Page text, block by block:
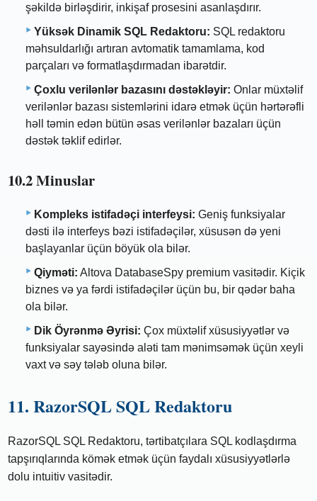
şəkildə birləşdirir, inkişaf prosesini asanlaşdırır.
Yüksək Dinamik SQL Redaktoru: SQL redaktoru
məhsuldarlığı artıran avtomatik tamamlama, kod
parçaları və formatlaşdırmadan ibarətdir.
Çoxlu verilənlər bazasını dəstəkləyir: Onlar müxtəlif
verilənlər bazası sistemlərini idarə etmək üçün hərtərəfli
həll təmin edən bütün əsas verilənlər bazaları üçün
dəstək təklif edirlər.
10.2 Minuslar
Kompleks istifadəçi interfeysi: Geniş funksiyalar
dəsti ilə interfeys bəzi istifadəçilər, xüsusən də yeni
başlayanlar üçün böyük ola bilər.
Qiyməti: Altova DatabaseSpy premium vasitədir. Kiçik
biznes və ya fərdi istifadəçilər üçün bu, bir qədər baha
ola bilər.
Dik Öyrənmə Əyrisi: Çox müxtəlif xüsusiyyətlər və
funksiyalar sayəsində aləti tam mənimsəmək üçün xeyli
vaxt və səy tələb oluna bilər.
11. RazorSQL SQL Redaktoru
RazorSQL SQL Redaktoru, tərtibatçılara SQL kodlaşdırma
tapşırıqlarında kömək etmək üçün faydalı xüsusiyyətlərlə
dolu intuitiv vasitədir.